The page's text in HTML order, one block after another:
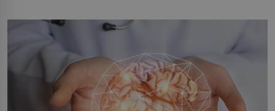
o pomoc, co se hlídání týče. Dalo by se